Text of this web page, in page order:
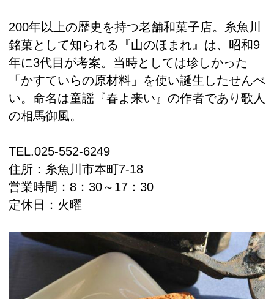
200年以上の歴史を持つ老舗和菓子店。糸魚川
銘菓として知られる『山のほまれ』は、昭和9
年に3代目が考案。当時としては珍しかった
「かすていらの原材料」を使い誕生したせんべ
い。命名は童謡『春よ来い』の作者であり歌人
の相馬御風。
TEL.025-552-6249
住所： 糸魚川市本町7-18
営業時間：8：30～17：30
定休日：火曜